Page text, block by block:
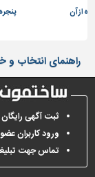
از آن
راهنمای انتخاب و
ثبت آگهی رایگان
ورود کاربران عضو
تماس جهت